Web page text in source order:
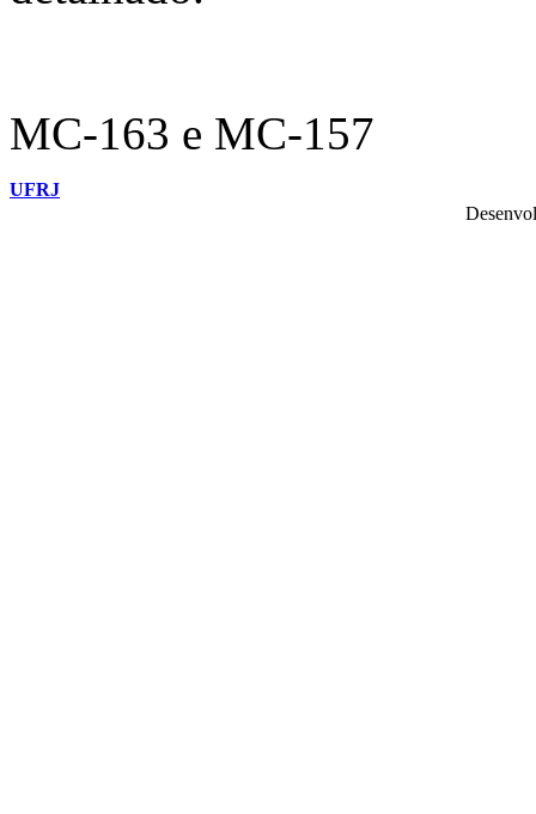
MC-163 e MC-157
UFRJ